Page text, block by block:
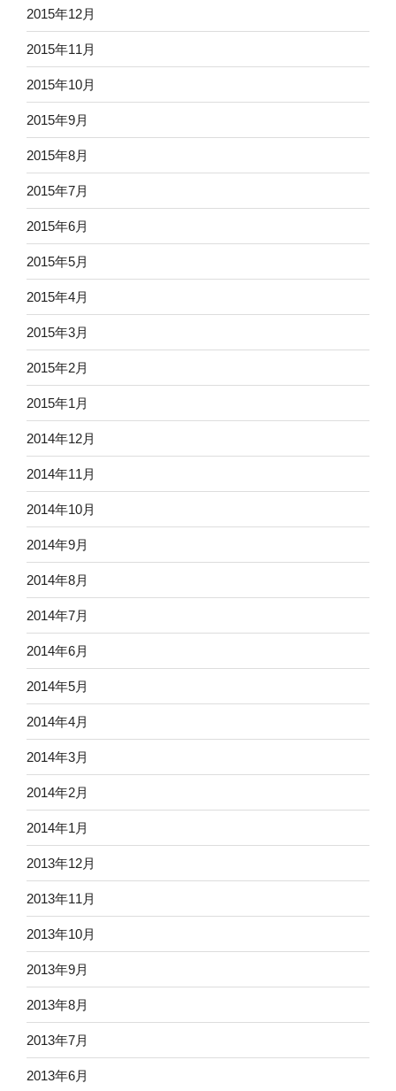
2015年12月
2015年11月
2015年10月
2015年9月
2015年8月
2015年7月
2015年6月
2015年5月
2015年4月
2015年3月
2015年2月
2015年1月
2014年12月
2014年11月
2014年10月
2014年9月
2014年8月
2014年7月
2014年6月
2014年5月
2014年4月
2014年3月
2014年2月
2014年1月
2013年12月
2013年11月
2013年10月
2013年9月
2013年8月
2013年7月
2013年6月